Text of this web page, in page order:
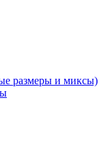
размеры и миксы)